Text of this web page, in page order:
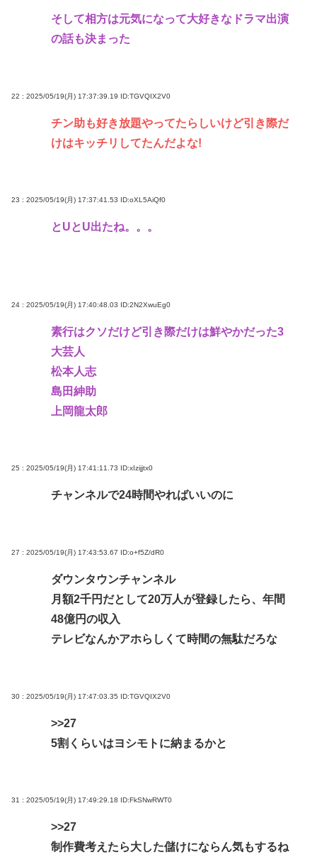
そして相方は元気になって大好きなドラマ出演
の話も決まった
22 : 2025/05/19(月) 17:37:39.19 ID:TGVQIX2V0
チン助も好き放題やってたらしいけど引き際だ
けはキッチリしてたんだよな!
23 : 2025/05/19(月) 17:37:41.53 ID:oXL5AiQf0
とUとU出たね。。。
24 : 2025/05/19(月) 17:40:48.03 ID:2N2XwuEg0
素行はクソだけど引き際だけは鮮やかだった3
大芸人
松本人志
島田紳助
上岡龍太郎
25 : 2025/05/19(月) 17:41:11.73 ID:xIzijjtx0
チャンネルで24時間やればいいのに
27 : 2025/05/19(月) 17:43:53.67 ID:o+f5Z/dR0
ダウンタウンチャンネル
月額2千円だとして20万人が登録したら、年間
48億円の収入
テレビなんかアホらしくて時間の無駄だろな
30 : 2025/05/19(月) 17:47:03.35 ID:TGVQIX2V0
>>27
5割くらいはヨシモトに納まるかと
31 : 2025/05/19(月) 17:49:29.18 ID:FkSNwRWT0
>>27
制作費考えたら大した儲けにならん気もするね